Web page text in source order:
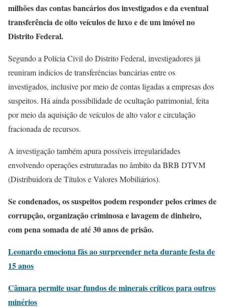
milhões das contas bancários dos investigados e da eventual
transferência de oito veículos de luxo e de um imóvel no
Distrito Federal.
Segundo a Polícia Civil do Distrito Federal, investigadores já
reuniram indícios de transferências bancárias entre os
investigados, inclusive por meio de contas ligadas a empresas dos
suspeitos. Há ainda possibilidade de ocultação patrimonial, feita
por meio da aquisição de veículos de alto valor e circulação
fracionada de recursos.
A investigação também apura possíveis irregularidades
envolvendo operações estruturadas no âmbito da BRB DTVM
(Distribuidora de Títulos e Valores Mobiliários).
Se condenados, os suspeitos podem responder pelos crimes de
corrupção, organização criminosa e lavagem de dinheiro,
com pena somada de até 30 anos de prisão.
Leonardo emociona fãs ao surpreender neta durante festa de
15 anos
Câmara permite usar fundos de minerais críticos para outros
minérios